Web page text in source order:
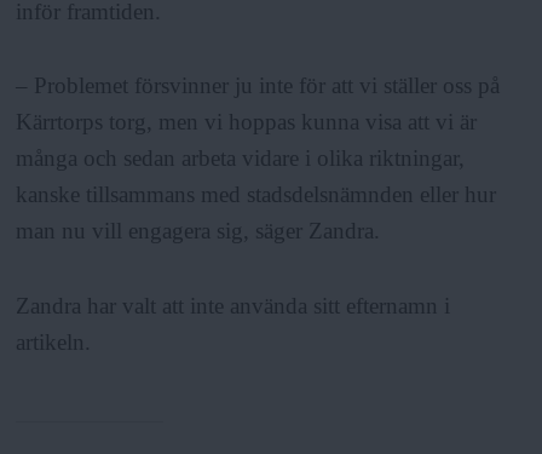
inför framtiden.
– Problemet försvinner ju inte för att vi ställer oss på
Kärrtorps torg, men vi hoppas kunna visa att vi är
många och sedan arbeta vidare i olika riktningar,
kanske tillsammans med stadsdelsnämnden eller hur
man nu vill engagera sig, säger Zandra.
Zandra har valt att inte använda sitt efternamn i
artikeln.